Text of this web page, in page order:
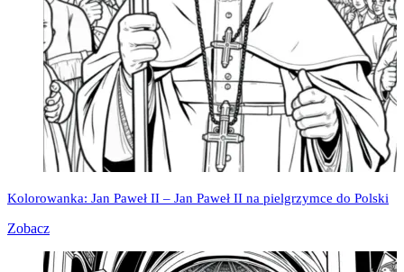
Kolorowanka: Jan Paweł II – Jan Paweł II na pielgrzymce do Polski
Zobacz